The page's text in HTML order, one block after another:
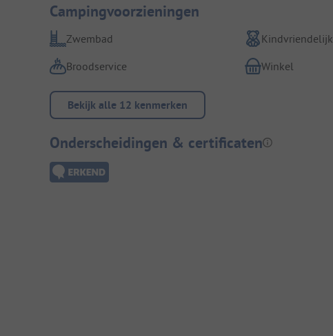
Campingvoorzieningen
Zwembad Kindvriendelijk
Broodservice
Winkel
Bekijk alle 12 kenmerken
Onderscheidingen & certificaten